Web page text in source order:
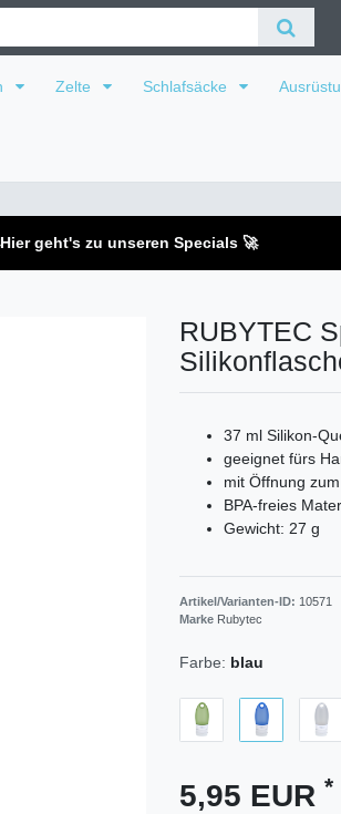
Zelte Schlafsäcke
Hier geht's zu unseren Specials 🚀
RUBYTEC
37 ml Silikon-
geeignet fürs
mit Öffnung
BPA-freies
Gewicht: 27 g
Artikel/Varianten-ID: 10571
Marke Rubytec
Farbe: blau
5,95 EUR *